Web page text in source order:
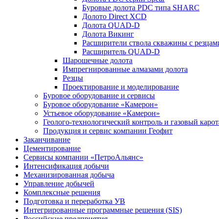
Буровые долота PDC типа SHARC
Долото Direct XCD
Долота QUAD-D
Долота Викинг
Расширители ствола скважины с
Расширитель QUAD-D
Шарошечные долота
Импрегнированные алмазами долота
Резцы
Проектирование и моделирование
Буровое оборудование и сервисы
Буровое оборудование «Камерон»
Устьевое оборудование «Камерон»
Геолого-технологический контроль и газовый
Продукция и сервис компании Геофит
Заканчивание
Цементирование
Сервисы компании «ПетроАльянс»
Интенсификация добычи
Механизированная добыча
Управление добычей
Комплексные решения
Подготовка и переработка УВ
Интегрированные программные решения (SIS)